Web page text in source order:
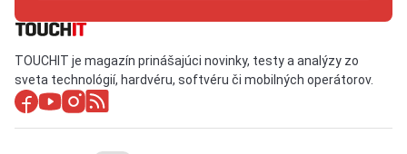
TOUCHIT je magazín prinášajúci novinky, testy a analýzy zo
sveta technológií, hardvéru, softvéru či mobilných operátorov.